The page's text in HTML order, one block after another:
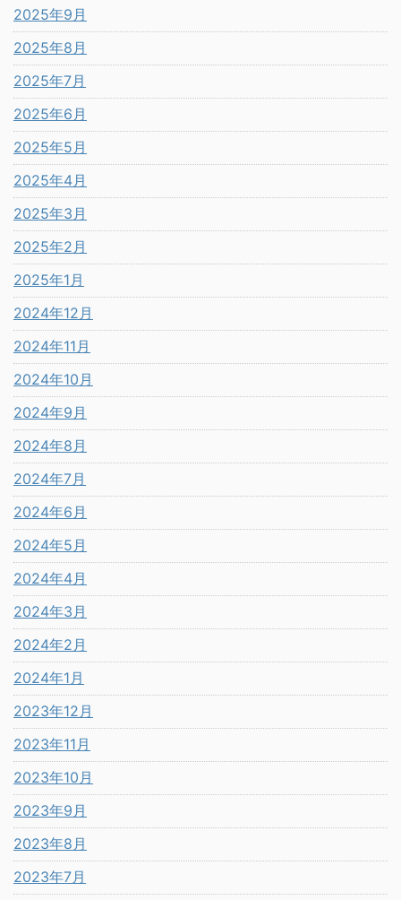
2025年9月
2025年8月
2025年7月
2025年6月
2025年5月
2025年4月
2025年3月
2025年2月
2025年1月
2024年12月
2024年11月
2024年10月
2024年9月
2024年8月
2024年7月
2024年6月
2024年5月
2024年4月
2024年3月
2024年2月
2024年1月
2023年12月
2023年11月
2023年10月
2023年9月
2023年8月
2023年7月